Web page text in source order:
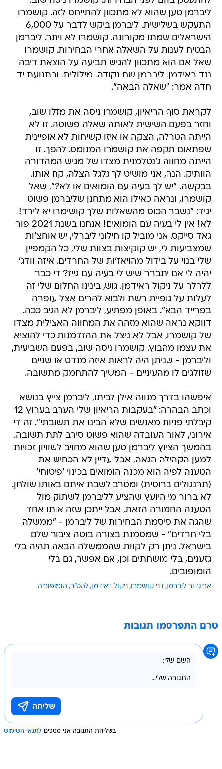
ליברמן טען שהוא לא מתכוון להתייחס לזה. קושמרו
התעקש בשלישית. ליברמן ביקש לדבר על 6,000
הישראלים שמתו מקורונה. קושמרו לא ויתר. ליברמן
הבטיח לענות על השאלה אחרי הבחירות. קושמרו
שאל אם הוא מתכוון להגיש תביעה על הוצאת דיבה
נגד ראידמן. ליברמן שם נקודה. מילולית. ובתנועת יד
חדה אמר: "שאלה הבאה".
לקראת סוף הריאיון, קושמרו ניסה את מזלו שוב,
וחזר בפעם השישית לאותה שאלה פשוטה. זו לא
הייתה הטרלה, הצקה או איזו קשיחות לא אופיינית
שפתאום תקפה את קושמרו המנומס. להפך. זו
הייתה מחווה ג'נטלמנית מצדו של מגיש המהדורה
הוותיק. הנה, אני מושיט לך גלגל הצלה, קח אותו.
בבקשה. "יש לך בעיה עם הומואים או לא?", שאל
קושמרו, ונראה כאילו הוא מתחנן שליברמן פשוט
יגיד: "נשבר הכוס מהשאלות שלך קושימרו יא לירד!
לא! אין לי בעיה עם הומואים! אנחנו בשנת 2021 פור
גאד סייקס. אני מוביל קו חילוני ליברלי, יש אוחצ'ות
שמצביעות לי, יש קוקיצות בצוות שלי, כל הקמפיין
שלי בנוי על בידול מהויאז'ות של החרדים. איזה וודג'
יהיה לי אם יתברר שיש לי בעיה עם גייז? די כבר
ללרלר על ניקול ראידמן. גוש, בינינו החלום שלי זה
לעלות על גופיית רשת ולבוא להרים אצל עופרה
בפרייד הבא". באופן מפתיע, ליברמן לא הגיב ככה.
דווקא נראה שהוא מזהה את המחווה האצילית מצדו
של קושמרו, אבל לא ניצל את ההזדמנות כדי להוציא
את עצמו מהבוץ. קושמרו ניסה שוב, בפעם השביעית,
וליברמן - שניתן היה לראות איזה מנדט או שניים
שזולגים לו מהעיניים - המשיך להתחמק מתשובה.
איפשהו בדרך מנווה אילן לביתו, ליברמן צייץ בנושא
וכתב הבהרה: "בעקבות הריאיון שלי הערב בערוץ 12
קיבלתי פניות מאנשים שלא הבינו את תשובתי". זה די
אירוני, לאור העובדה שהוא פשוט סירב לתת תשובה.
בהמשך הציוץ ליברמן טען שהוא מחויב לשוויון זכויות
למען הקהילה הגאה, אבל עדיין לא הכחיש את
הטענה לפיה הוא מכנה הומואים בכינוי 'פיטוחי'
(תרנגולים ברוסית) ומסרב לשבת איתם באותו שולחן.
לא ברור מי היועץ שהציע לליברמן לשתוק מול
הטענה החמורה הזאת, אבל ייתכן שזה אותו אחד
שהגה את סיסמת הבחירות של ליברמן - "ממשלה
בלי חרדים" - שמסמנת בצורה בוטה ציבור שלם
בישראל. ניתן רק לקוות שהממשלה הבאה תהיה בלי
גזענים, בלי מושחתים וכן, אם אפשר, גם בלי
הומופובים.
אביגדור ליברמן דני קושמרו ניקול ראידמן להט"ב הומופוביה
טרם התפרסמו תגובות
בשליחת התגובה אני מסכים לתנאי השימוש